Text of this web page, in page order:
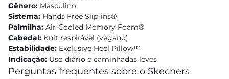
Gênero: Masculino
Sistema: Hands Free Slip-ins®
Palmilha: Air-Cooled Memory Foam®
Cabedal: Knit respirável (vegano)
Estabilidade: Exclusive Heel Pillow™
Indicação: Uso diário e caminhadas leves
Perguntas frequentes sobre o Skechers